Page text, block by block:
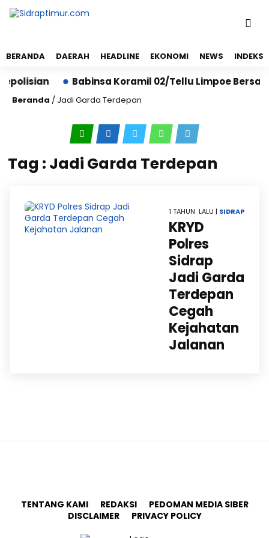
BERANDA DAERAH HEADLINE EKONOMI NEWS INDEKS
Babinsa Koramil 02/Tellu Limpoe
Beranda / Jadi Garda Terdepan
Tag : Jadi Garda Terdepan
1 TAHUN LALU | SIDRAP
KRYD
Polres
Sidrap
Jadi Garda
Terdepan
Cegah
Kejahatan
Jalanan
TENTANG KAMI REDAKSI
PEDOMAN MEDIA SIBER
DISCLAIMER
PRIVACY POLICY